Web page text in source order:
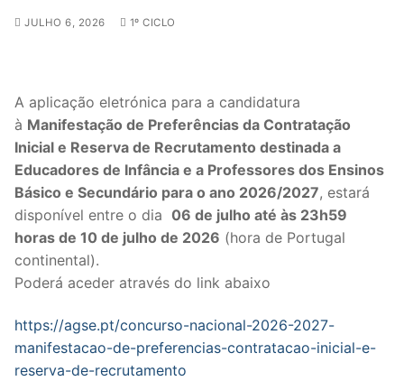
Legislação
Sectores
PRÉ-ESCOLAR
1º CICLO
2º/3º CEB / SECUNDÁRIO
EDUCAÇÃO ESPECIAL
JULHO 6, 2026 1º CICLO
A aplicação eletrónica para a candidatura
à Manifestação de Preferências da Contratação
Inicial e Reserva de Recrutamento destinada a
Educadores de Infância e a Professores dos Ensinos
Básico e Secundário para o ano 2026/2027, estará
disponível entre o dia 06 de julho até às 23h59
horas de 10 de julho de 2026 (hora de Portugal
continental).
Poderá aceder através do link abaixo
https://agse.pt/concurso-nacional-2026-2027-
manifestacao-de-preferencias-contratacao-inicial-e-
reserva-de-recrutamento